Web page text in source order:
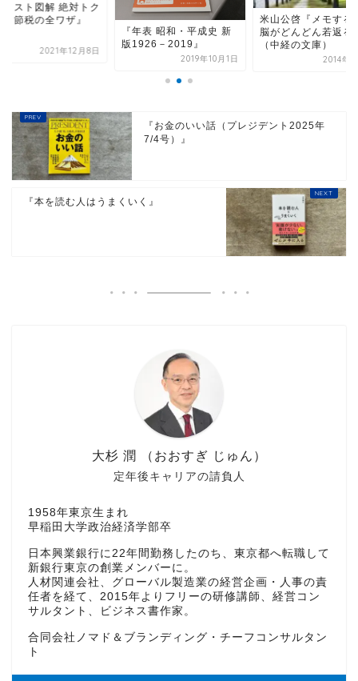
ラスト図解 絶対トク
！節税の全ワザ』
2021年12月8日
『年表 昭和・平成史 新
版1926－2019』
2019年10月1日
米山公啓『メモする
脳がどんどん若返る
（中経の文庫）
2014年9
『お金のいい話（プレジデント2025年
7/4号）』
『本を読む人はうまくいく』
定年後キャリアの請負人
大杉 潤 （おおすぎ じゅん）
1958年東京生まれ
早稲田大学政治経済学部卒
日本興業銀行に22年間勤務したのち、東京都へ転職して
新銀行東京の創業メンバーに。
人材関連会社、グローバル製造業の経営企画・人事の責
任者を経て、2015年よりフリーの研修講師、経営コン
サルタント、ビジネス書作家。
合同会社ノマド＆ブランディング・チーフコンサルタン
ト